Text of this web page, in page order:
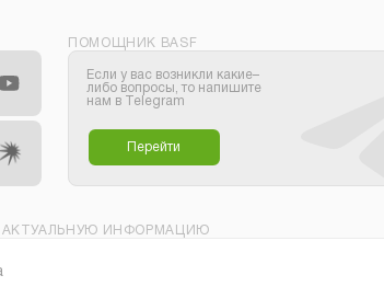
ПОМОЩНИК BASF
Если у вас возникли какие–
либо вопросы, то напишите
нам в Telegram
Перейти
АКТУАЛЬНУЮ ИНФОРМАЦИЮ